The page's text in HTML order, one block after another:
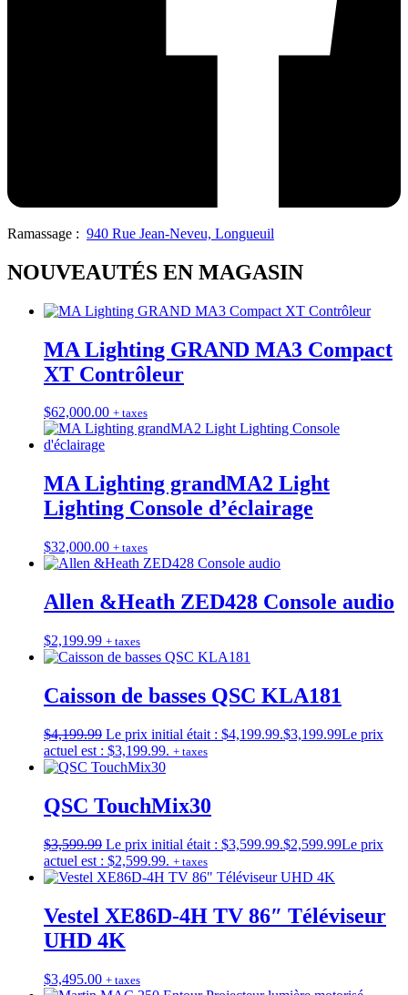
Ramassage : 940 Rue Jean-Neveu, Longueuil
NOUVEAUTÉS EN MAGASIN
MA Lighting GRAND MA3 Compact
XT Contrôleur
$62,000.00 + taxes
MA Lighting grandMA2 Light
Lighting Console d’éclairage
$32,000.00 + taxes
Allen &Heath ZED428 Console audio
$2,199.99 + taxes
Caisson de basses QSC KLA181
$4,199.99 Le prix initial était : $4,199.99.$3,199.99Le prix
actuel est : $3,199.99. + taxes
QSC TouchMix30
$3,599.99 Le prix initial était : $3,599.99.$2,599.99Le prix
actuel est : $2,599.99. + taxes
Vestel XE86D-4H TV 86″ Téléviseur
UHD 4K
$3,495.00 + taxes